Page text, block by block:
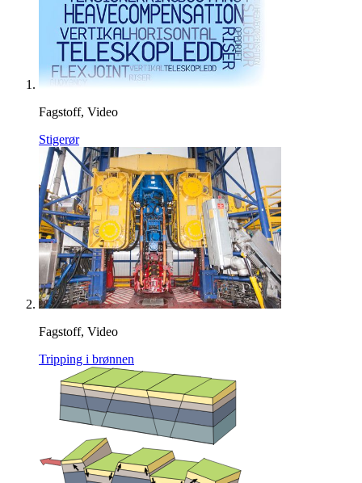
Fagstoff, Video
Stigerør
Fagstoff, Video
Tripping i brønnen